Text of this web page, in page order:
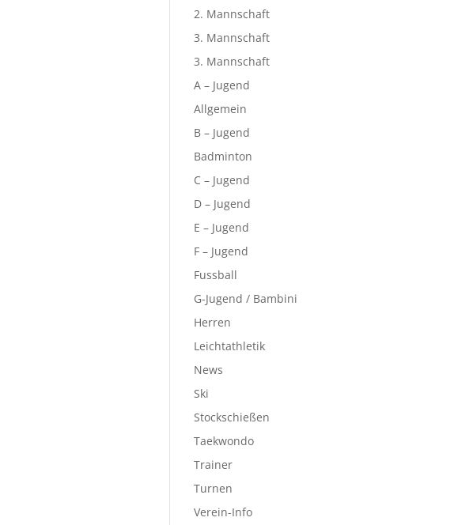
2. Mannschaft
3. Mannschaft
3. Mannschaft
A – Jugend
Allgemein
B – Jugend
Badminton
C – Jugend
D – Jugend
E – Jugend
F – Jugend
Fussball
G-Jugend / Bambini
Herren
Leichtathletik
News
Ski
Stockschießen
Taekwondo
Trainer
Turnen
Verein-Info